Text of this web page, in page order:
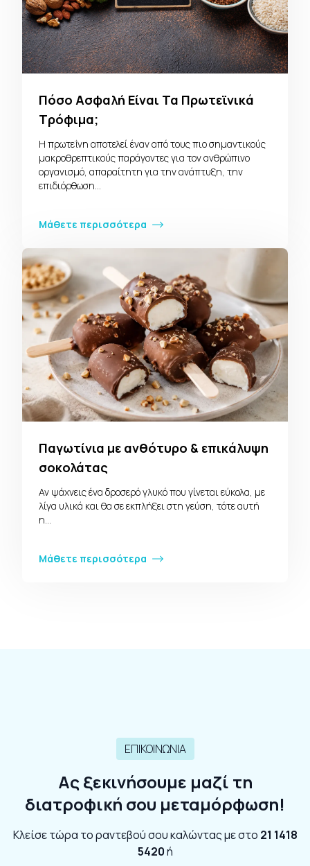
Πόσο Ασφαλή Είναι Τα Πρωτεϊνικά
Τρόφιμα;
Η πρωτεΐνη αποτελεί έναν από τους πιο σημαντικούς
μακροθρεπτικούς παράγοντες για τον ανθρώπινο
οργανισμό, απαραίτητη για την ανάπτυξη, την
επιδιόρθωση…
Μάθετε περισσότερα
Παγωτίνια με ανθότυρο & επικάλυψη
σοκολάτας
Αν ψάχνεις ένα δροσερό γλυκό που γίνεται εύκολα, με
λίγα υλικά και θα σε εκπλήξει στη γεύση, τότε αυτή
η…
Μάθετε περισσότερα
ΕΠΙΚΟΙΝΩΝΙΑ
Ας ξεκινήσουμε μαζί τη
διατροφική σου μεταμόρφωση!
Κλείσε τώρα το ραντεβού σου καλώντας με στο 21 1418
5420ή